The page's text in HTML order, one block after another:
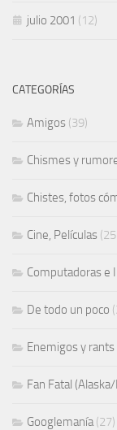
julio 2001 (12)
CATEGORÍAS
Amigos (39)
Chismes y
Chistes, fotos
Cine, Películas
Computadoras e
De todo un poco
Enemigos y rants
Fan Fatal
Googlemanía(27)